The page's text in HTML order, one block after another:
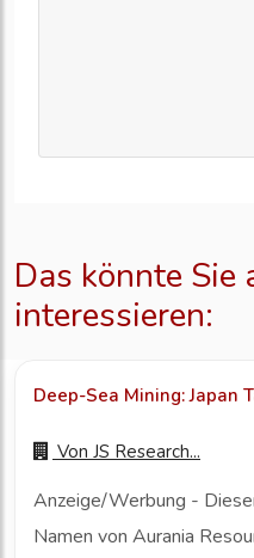
Das könnte Sie
interessieren:
Deep-Sea Mining: Japan
Von JS Research...
Anzeige/Werbung -
Namen von Aurania